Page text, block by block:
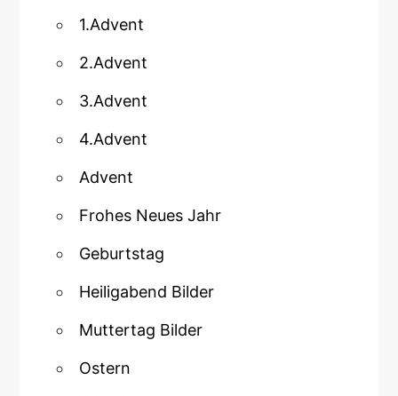
1.Advent
2.Advent
3.Advent
4.Advent
Advent
Frohes Neues Jahr
Geburtstag
Heiligabend Bilder
Muttertag Bilder
Ostern